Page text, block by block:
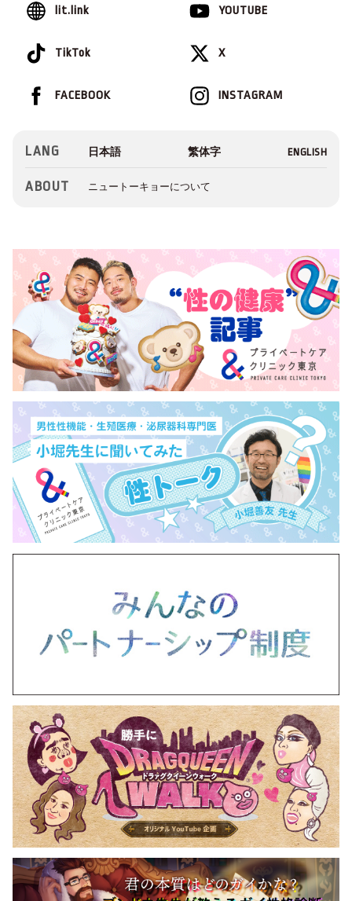
lit.link YOUTUBE
TikTok X
INSTAGRAM
FACEBOOK
LANG
ABOUT ニュートーキョーについて